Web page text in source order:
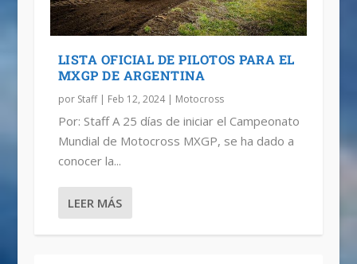
LISTA OFICIAL DE PILOTOS PARA EL
MXGP DE ARGENTINA
por Staff| Feb 12, 2024| Motocross
Por: Staff A 25 días de iniciar el Campeonato
Mundial de Motocross MXGP, se ha dado a
conocer la...
LEER MÁS